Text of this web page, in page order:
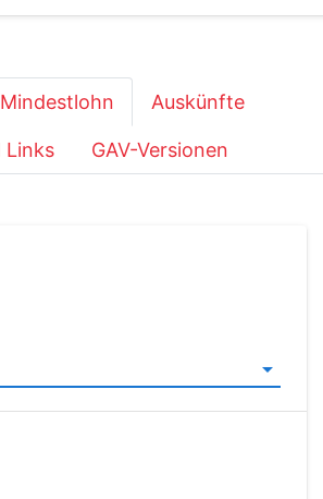
Mindestlohn Auskünfte
Links GAV-Versionen